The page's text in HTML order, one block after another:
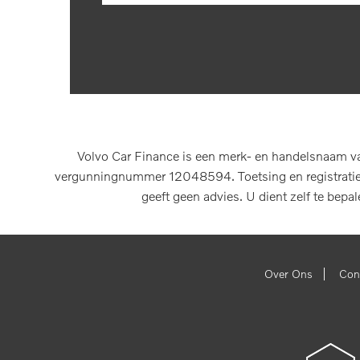
Volvo Car Finance is een merk- en handelsnaam
vergunningnummer 12048594. Toetsing en
geeft geen advies. U dient zelf te
Over Ons |